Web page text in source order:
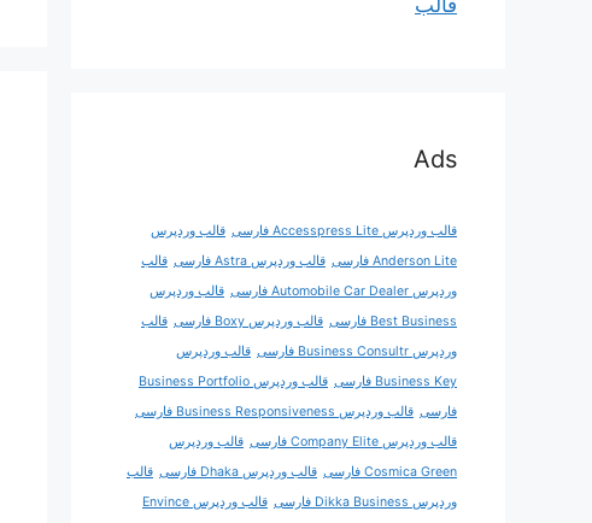
قالب
Ads
قالب وردپرس Accesspress Lite فارسی
قالب وردپرس
Anderson Lite فارسی
قالب وردپرس Astra فارسی
قالب
وردپرس Automobile Car Dealer فارسی
قالب وردپرس
Best Business فارسی
قالب وردپرس Boxy فارسی
قالب
وردپرس Business Consultr فارسی
قالب وردپرس
Business Key فارسی
قالب وردپرس Business Portfolio
فارسی قالب وردپرس Business Responsiveness فارسی
قالب وردپرس Company Elite فارسی
قالب وردپرس
Cosmica Green فارسی
قالب وردپرس Dhaka فارسی
قالب
وردپرس Dikka Business فارسی
قالب وردپرس Envince